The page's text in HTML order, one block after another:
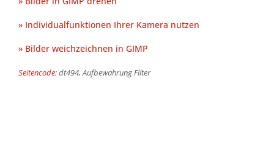
» Individualfunktionen Ihrer Kamera nutzen
» Bilder weichzeichnen in GIMP
Seitencode: dt494, Aufbewahrung Filter